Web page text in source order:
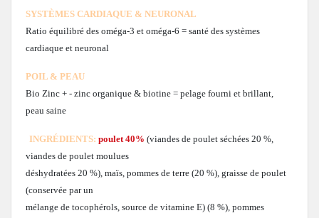
SYSTÈMES CARDIAQUE & NEURONAL
Ratio équilibré des oméga-3 et oméga-6 = santé des systèmes
cardiaque et neuronal
POIL & PEAU
Bio Zinc + - zinc organique & biotine = pelage fourni et brillant,
peau saine
INGRÉDIENTS: poulet 40% (viandes de poulet séchées 20 %,
viandes de poulet moulues
déshydratées 20 %), maïs, pommes de terre (20 %), graisse de poulet
(conservée par un
mélange de tocophérols, source de vitamine E) (8 %), pommes